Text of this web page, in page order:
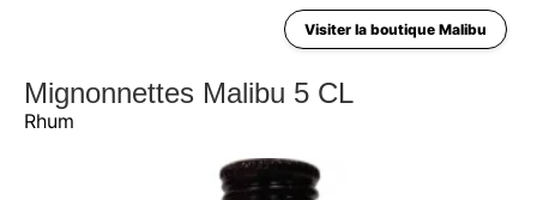
Visiter la boutique Malibu
Mignonnettes Malibu 5 CL
Rhum